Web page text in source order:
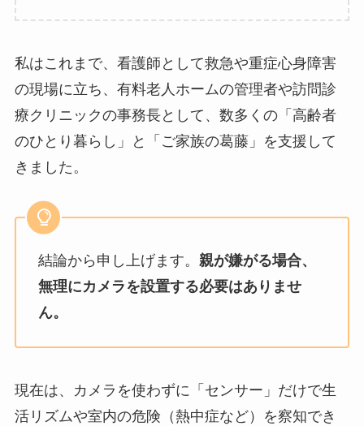
私はこれまで、看護師として救急や重症心身障害
の現場に立ち、有料老人ホームの管理者や訪問診
療クリニックの事務長として、数多くの「高齢者
のひとり暮らし」と「ご家族の葛藤」を支援して
きました。
結論から申し上げます。 親が嫌がる場合、
無理にカメラを設置する必要はありませ
ん。
現在は、カメラを使わずに「センサー」だけで生
活リズムや室内の危険（熱中症など）を察知でき